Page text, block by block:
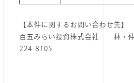
【本件に関するお問い合わせ先】
百五みらい投資株式会社 林・
224-8105